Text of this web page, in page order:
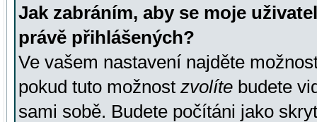
Jak zabráním, aby se moje
právě přihlášených?
Ve vašem nastavení najděte
pokud tuto možnost zvolíte budete
sami sobě. Budete počítáni jako